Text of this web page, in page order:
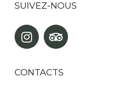
SUIVEZ-NOUS
CONTACTS